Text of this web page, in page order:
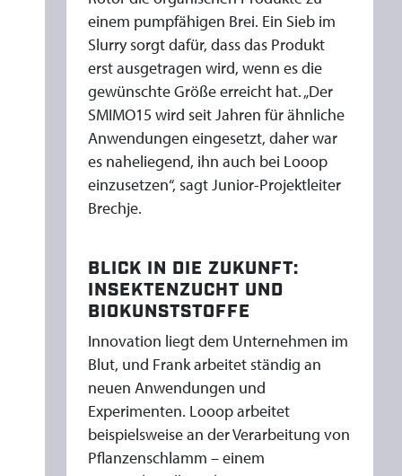
einem pumpfähigen Brei. Ein Sieb im
Slurry sorgt dafür, dass das Produkt
erst ausgetragen wird, wenn es die
gewünschte Größe erreicht hat. „Der
SMIMO15 wird seit Jahren für ähnliche
Anwendungen eingesetzt, daher war
es naheliegend, ihn auch bei Looop
einzusetzen“, sagt Junior-Projektleiter
Brechje.
BLICK IN DIE ZUKUNFT:
INSEKTENZUCHT UND
BIOKUNSTSTOFFE
Innovation liegt dem Unternehmen im
Blut, und Frank arbeitet ständig an
neuen Anwendungen und
Experimenten. Looop arbeitet
beispielsweise an der Verarbeitung von
Pflanzenschlamm – einem